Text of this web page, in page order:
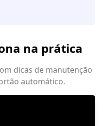
na prática
dicas de manutenção
automático.